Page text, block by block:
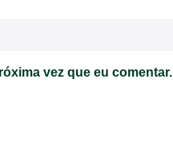
vez que eu comentar.